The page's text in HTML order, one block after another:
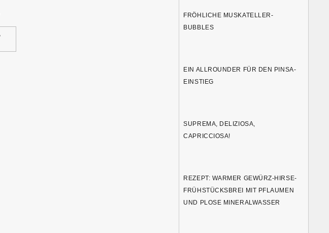
FRÖHLICHE MUSKATELLER-
BUBBLES
EIN ALLROUNDER FÜR DEN PINSA-
EINSTIEG
SUPREMA, DELIZIOSA,
CAPRICCIOSA!
REZEPT: WARMER GEWÜRZ-HIRSE-
FRÜHSTÜCKSBREI MIT PFLAUMEN
UND PLOSE MINERALWASSER